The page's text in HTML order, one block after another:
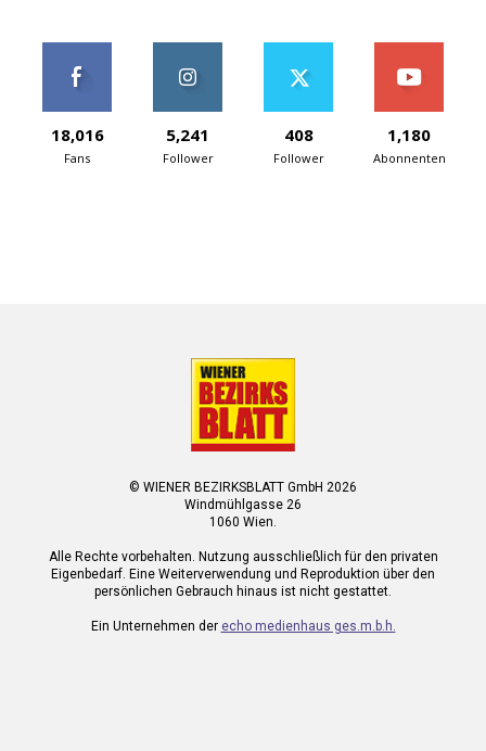
18,016
Fans
5,241
Follower
408
Follower
1,180
Abonnenten
© WIENER BEZIRKSBLATT GmbH 2026
Windmühlgasse 26
1060 Wien.
Alle Rechte vorbehalten. Nutzung ausschließlich für den privaten
Eigenbedarf. Eine Weiterverwendung und Reproduktion über den
persönlichen Gebrauch hinaus ist nicht gestattet.
Ein Unternehmen der echo medienhaus ges.m.b.h.